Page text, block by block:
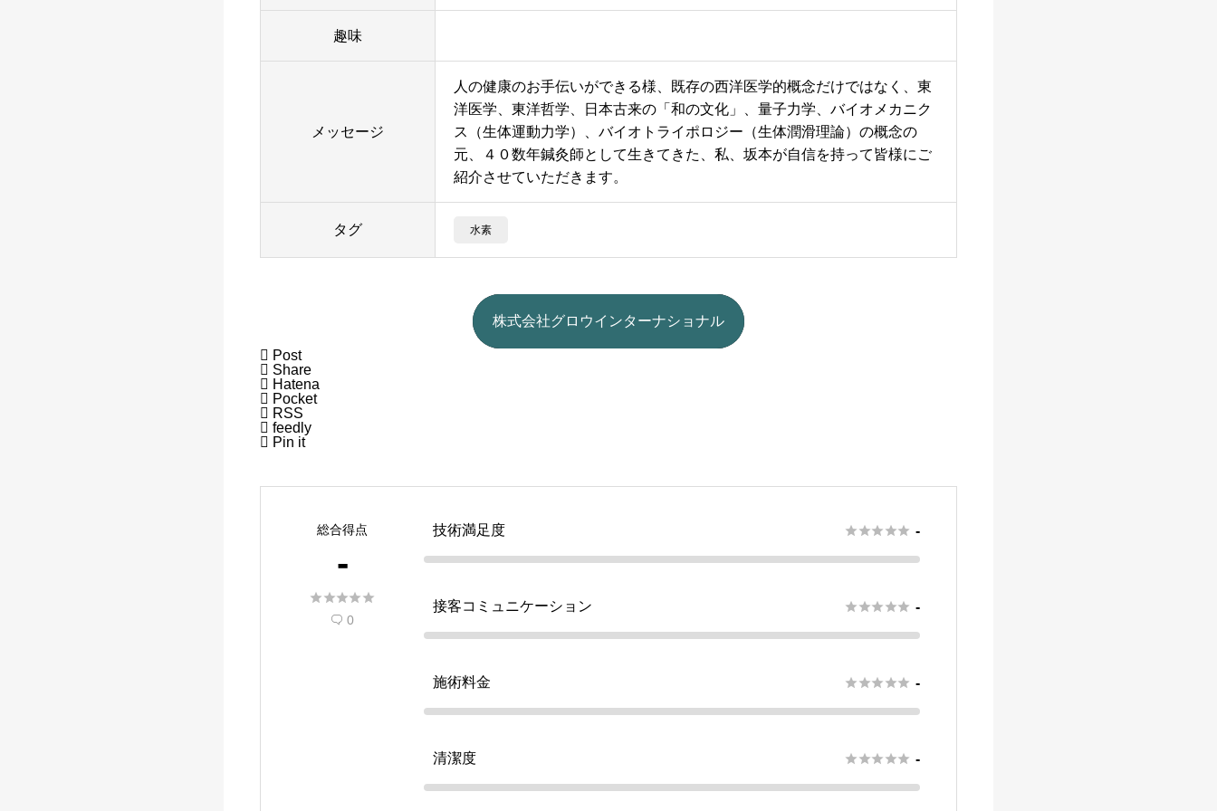
趣味
メッセージ
人の健康のお手伝いができる様、既存の西洋医学的概念だけではなく、東
洋医学、東洋哲学、日本古来の「和の文化」、量子力学、バイオメカニク
ス（生体運動力学）、バイオトライポロジー（生体潤滑理論）の概念の
元、４０数年鍼灸師として生きてきた、私、坂本が自信を持って皆様にご
紹介させていただきます。
タグ 水素
株式会社グロウインターナショナル
 Post
 Share
 Hatena
 Pocket
 RSS
 feedly
 Pin it
総合得点
-

 0
技術満足度  -
接客コミュニケーション  -
施術料金  -
清潔度  -